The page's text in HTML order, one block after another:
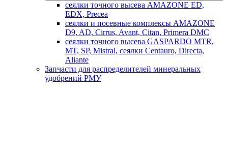
сеялки точного высева AMAZONE ED,
EDX, Precea
сеялки и посевные комплексы AMAZONE
D9, AD, Cirrus, Avant, Citan, Primera DMC
сеялки точного высева GASPARDO MTR,
MT, SP, Mistral, сеялки Centauro, Directa,
Aliante
Запчасти для распределителей минеральных
удобрений РМУ